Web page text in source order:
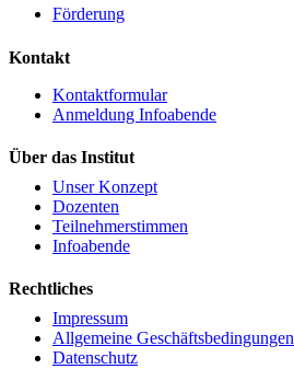
Förderung
Kontakt
Kontaktformular
Anmeldung Infoabende
Über das Institut
Unser Konzept
Dozenten
Teilnehmerstimmen
Infoabende
Rechtliches
Impressum
Allgemeine Geschäftsbedingungen
Datenschutz